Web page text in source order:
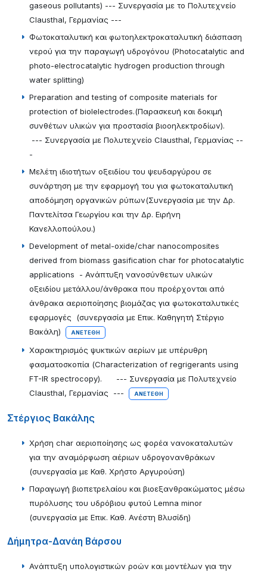
gaseous pollutants) --- Συνεργασία με το Πολυτεχνείο
Clausthal, Γερμανίας ---
Φωτοκαταλυτική και φωτοηλεκτροκαταλυτική διάσπαση
νερού για την παραγωγή υδρογόνου (Photocatalytic and
photo-electrocatalytic hydrogen production through
water splitting)
Preparation and testing of composite materials for
protection of biolelectrodes.(Παρασκευή και δοκιμή
συνθέτων υλικών για προστασία βιοοηλεκτροδίων).
--- Συνεργασία με Πολυτεχνείο Clausthal, Γερμανίας --
-
Μελέτη ιδιοτήτων οξειδίου του ψευδαργύρου σε
συνάρτηση με την εφαρμογή του για φωτοκαταλυτική
αποδόμηση οργανικών ρύπων(Συνεργασία με την Δρ.
Παντελίτσα Γεωργίου και την Δρ. Ειρήνη
Κανελλοπούλου.)
Development of metal-oxide/char nanocomposites
derived from biomass gasification char for photocatalytic
applications - Ανάπτυξη νανοσύνθετων υλικών
οξειδίου μετάλλου/άνθρακα που προέρχονται από
άνθρακα αεριοποίησης βιομάζας για φωτοκαταλυτικές
εφαρμογές (συνεργασία με Επικ. Καθηγητή Στέργιο
Βακάλη)
ΑΝΕΤΈΘΗ
Χαρακτηρισμός ψυκτικών αερίων με υπέρυθρη
φασματοσκοπία (Characterization of regrigerants using
FT-IR spectrocopy). --- Συνεργασία με Πολυτεχνείο
Clausthal, Γερμανίας ---
ΑΝΕΤΈΘΗ
Στέργιος Βακάλης
Χρήση char αεριοποίησης ως φορέα νανοκαταλυτών
για την αναμόρφωση αέριων υδρογονανθράκων
(συνεργασία με Καθ. Χρήστο Αργυρούση)
Παραγωγή βιοπετρελαίου και βιοεξανθρακώματος μέσω
πυρόλυσης του υδρόβιου φυτού Lemna minor
(συνεργασία με Επικ. Καθ. Ανέστη Βλυσίδη)
Δήμητρα-Δανάη Βάρσου
Ανάπτυξη υπολογιστικών ροών και μοντέλων για την